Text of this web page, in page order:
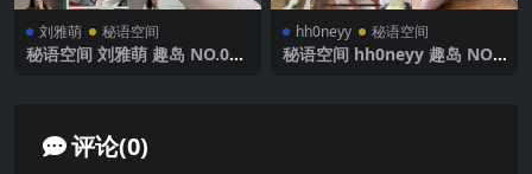
刘雅萌 秘语空间
秘语空间 刘雅萌 趣岛 NO.022
hh0neyy 秘语空间
秘语空间 hh0neyy 趣岛 NO.0
评论(0)